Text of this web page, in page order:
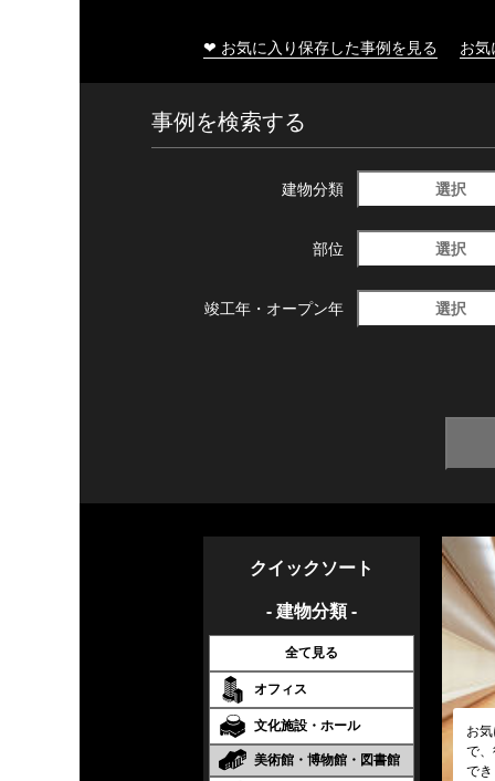
❤ お気に入り保存した事例を見る お
事例を検索する
建物分類 選択
部位 選択
竣工年・ オープン年 選択
クイックソート
- 建物分類 -
全て見る
オフィス
文化施設・ホール
美術館・博物館・図書館
お
で
で